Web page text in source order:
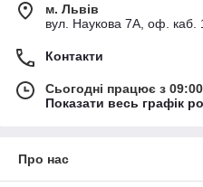
м. Львів
вул. Наукова 7А, оф. каб.
Контакти
Сьогодні працює з
Показати весь графік
Про нас